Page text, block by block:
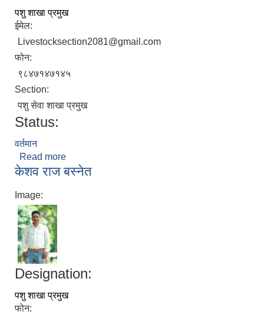
पशु शाखा प्रमुख
ईमेल:
Livestocksection2081@gmail.com
फोन:
९८४७१४७१४५
Section:
पशु सेवा शाखा प्रमुख
Status:
वर्तमान
Read more
केशव राज बस्नेत
Image:
Designation:
पशु शाखा प्रमुख
फोन: